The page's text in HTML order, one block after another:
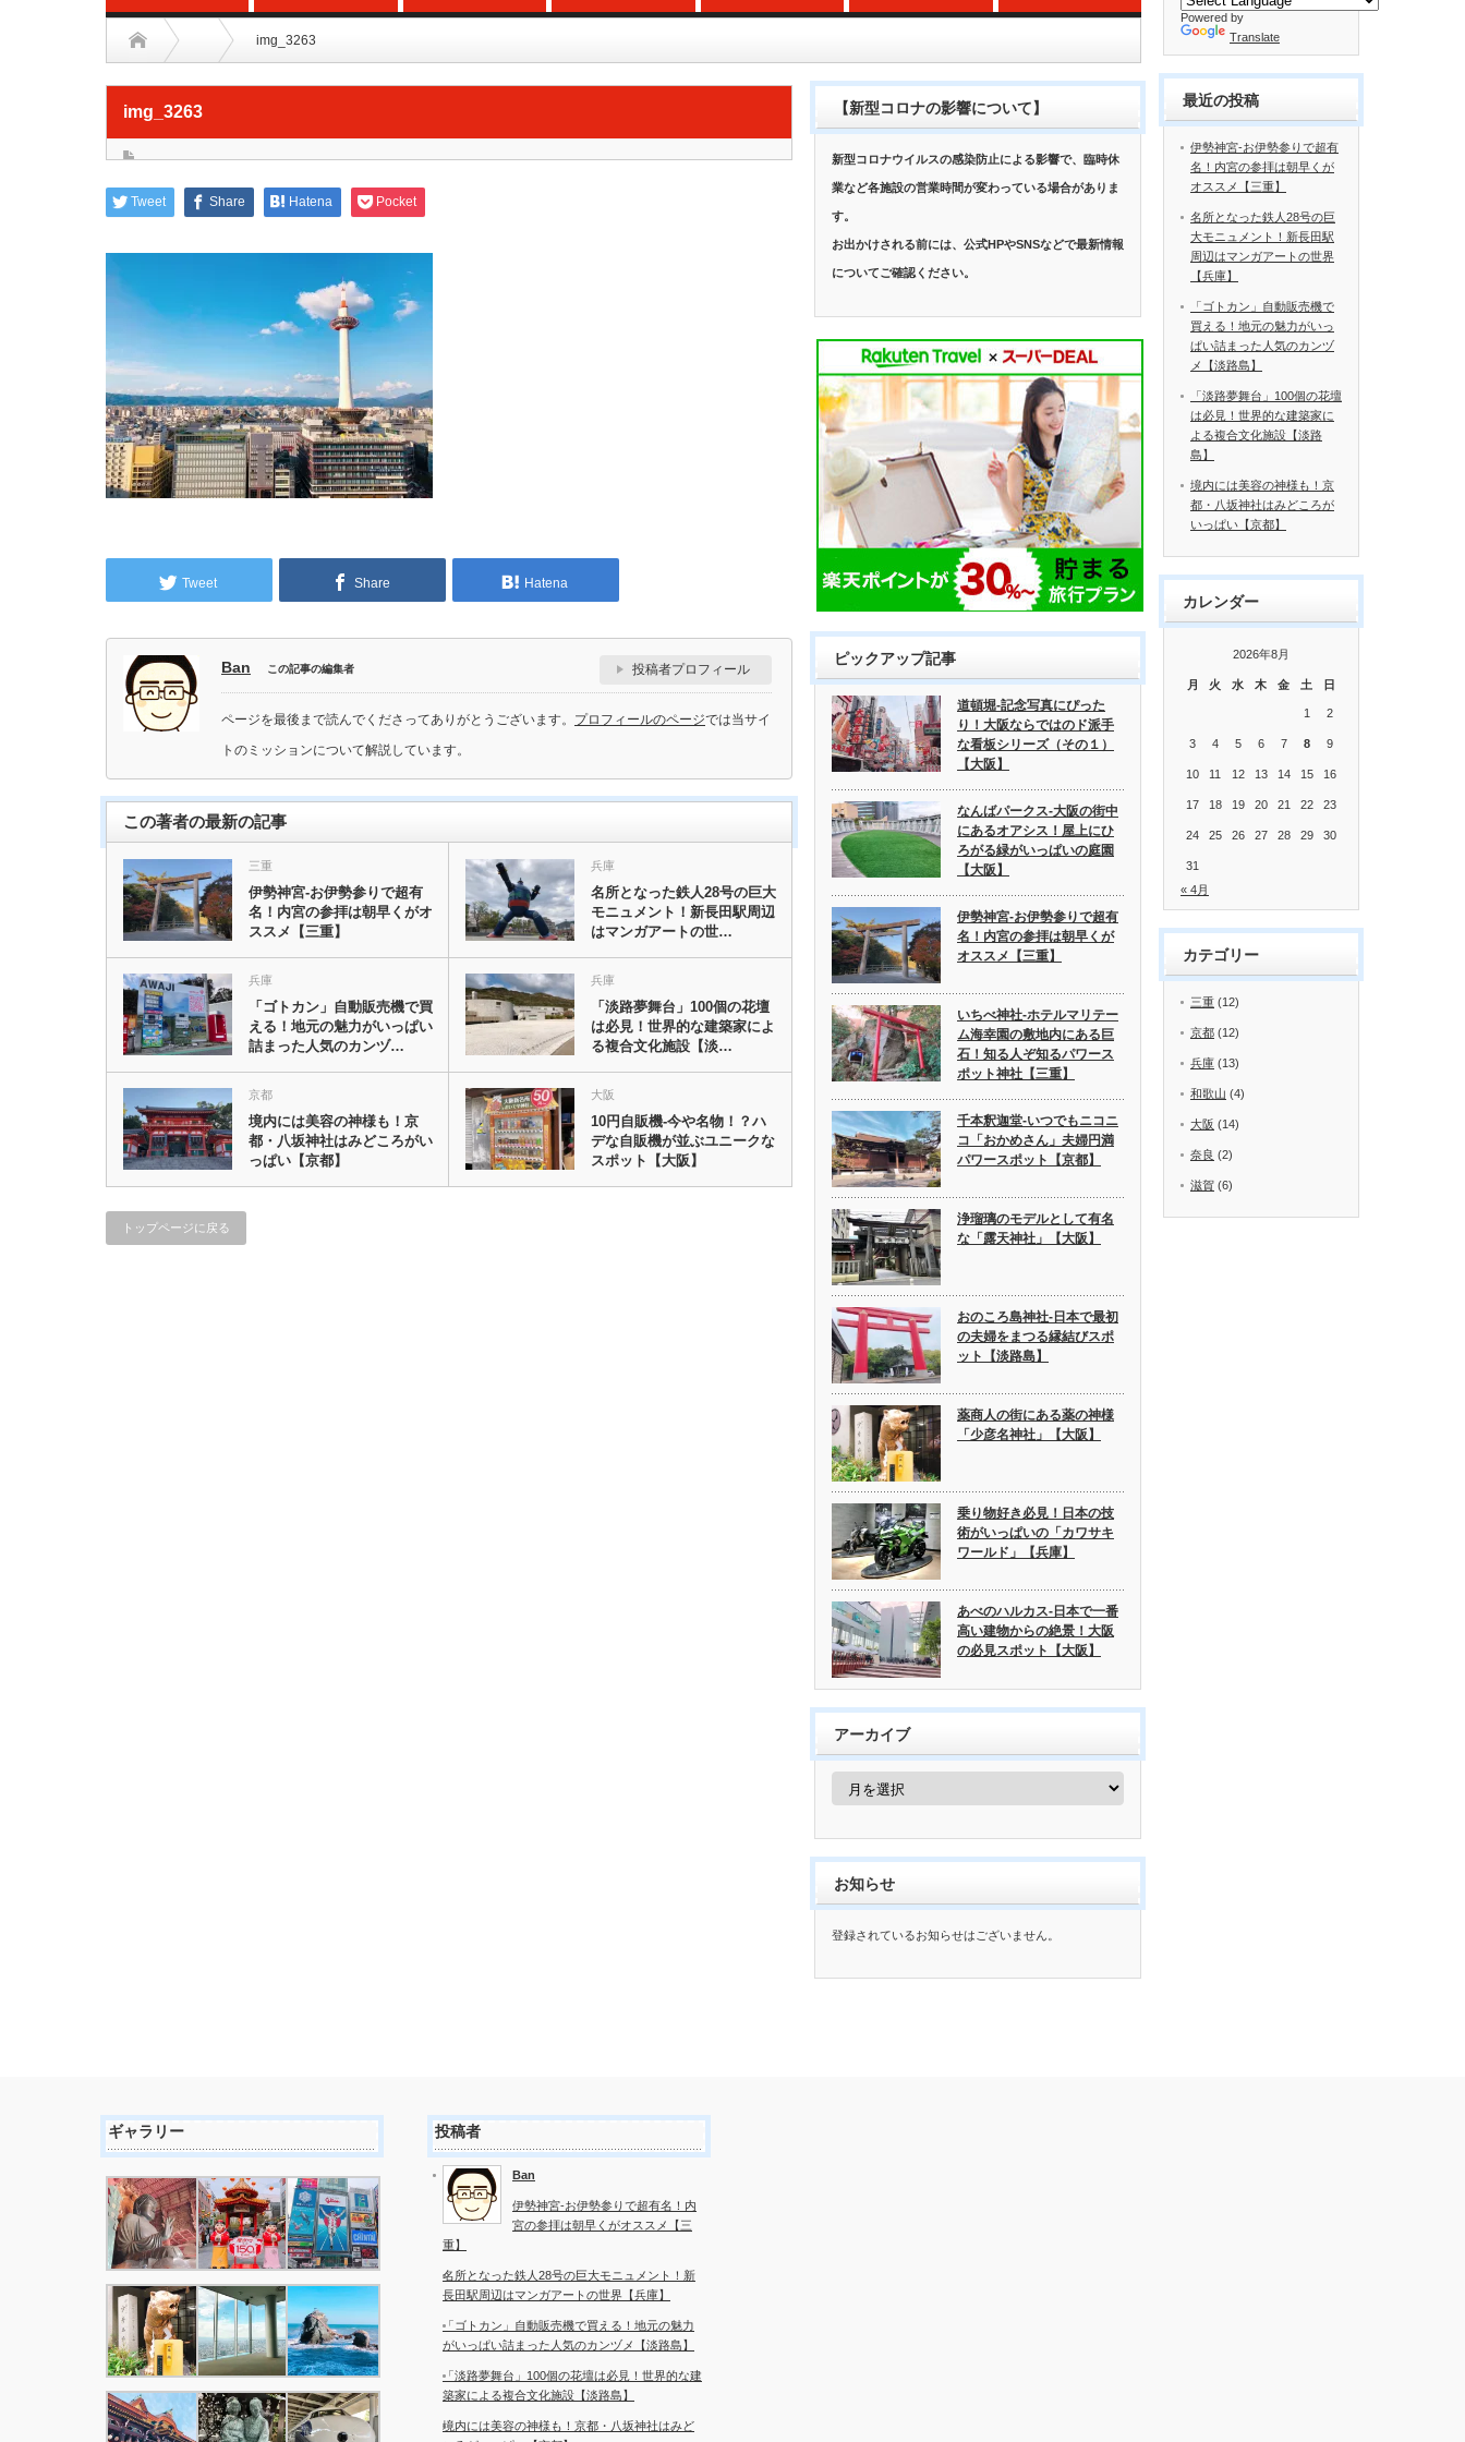
img_3263
img_3263
Tweet Share Hatena Pocket
Tweet Share Hatena
Ban この記事の編集者 投稿者プロフィール
ページを最後まで読んでくださってありがとうございます。 プロフィールのページでは当サイ
トのミッションについて解説しています。
この著者の最新の記事
三重
伊勢神宮-お伊勢参りで超有
名！内宮の参拝は朝早くがオ
ススメ【三重】
兵庫
名所となった鉄人28号の巨大
モニュメント！新長田駅周辺
はマンガアートの世…
兵庫
「ゴトカン」自動販売機で買
える！地元の魅力がいっぱい
詰まった人気のカンヅ…
兵庫
「淡路夢舞台」100個の花壇
は必見！世界的な建築家によ
る複合文化施設【淡…
京都
境内には美容の神様も！京
都・八坂神社はみどころがい
っぱい【京都】
大阪
10円自販機-今や名物！？ハ
デな自販機が並ぶユニークな
スポット【大阪】
トップページに戻る
【新型コロナの影響について】
新型コロナウイルスの感染防止による影響で、臨時休
業など各施設の営業時間が変わっている場合がありま
す。
お出かけされる前には、公式HPやSNSなどで最新情報
についてご確認ください。
ピックアップ記事
道頓堀-記念写真にぴった
り！大阪ならではのド派手
な看板シリーズ（その１）
【大阪】
なんばパークス-大阪の街中
にあるオアシス！屋上にひ
ろがる緑がいっぱいの庭園
【大阪】
伊勢神宮-お伊勢参りで超有
名！内宮の参拝は朝早くが
オススメ【三重】
いちべ神社-ホテルマリテー
ム海幸園の敷地内にある巨
石！知る人ぞ知るパワース
ポット神社【三重】
千本釈迦堂-いつでもニコニ
コ「おかめさん」夫婦円満
パワースポット【京都】
浄瑠璃のモデルとして有名
な「露天神社」【大阪】
おのころ島神社-日本で最初
の夫婦をまつる縁結びスポ
ット【淡路島】
薬商人の街にある薬の神様
「少彦名神社」【大阪】
乗り物好き必見！日本の技
術がいっぱいの「カワサキ
ワールド」【兵庫】
あべのハルカス-日本で一番
高い建物からの絶景！大阪
の必見スポット【大阪】
アーカイブ
ア
ブ
お知らせ
登録されているお知らせはございません。
Powered by
Translate
最近の投稿
伊勢神宮-お伊勢参りで超有
名！内宮の参拝は朝早くが
オススメ【三重】
名所となった鉄人28号の巨
大モニュメント！新長田駅
周辺はマンガアートの世界
【兵庫】
「ゴトカン」自動販売機で
買える！地元の魅力がいっ
ぱい詰まった人気のカンヅ
メ【淡路島】
「淡路夢舞台」100個の花壇
は必見！世界的な建築家に
よる複合文化施設【淡路
島】
境内には美容の神様も！京
都・八坂神社はみどころが
いっぱい【京都】
カレンダー
2026年8月
月 火 水 木 金 土 日
1 2
3 4 5 6 7 8 9
10 11 12 13 14 15 16
17 18 19 20 21 22 23
24 25 26 27 28 29 30
31
« 4月
カテゴリー
三重 (12)
京都 (12)
兵庫 (13)
和歌山 (4)
大阪 (14)
奈良 (2)
滋賀 (6)
ギャラリー 投稿者
Ban
伊勢神宮-お伊勢参りで超有名！内
宮の参拝は朝早くがオススメ【三
重】
名所となった鉄人28号の巨大モニュメント！新
長田駅周辺はマンガアートの世界【兵庫】
「ゴトカン」自動販売機で買える！地元の魅力
がいっぱい詰まった人気のカンヅメ【淡路島】
「淡路夢舞台」100個の花壇は必見！世界的な建
築家による複合文化施設【淡路島】
境内には美容の神様も！京都・八坂神社はみど